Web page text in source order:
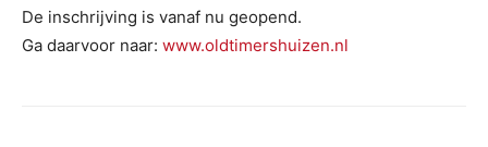
De inschrijving is vanaf nu geopend.
Ga daarvoor naar: www.oldtimershuizen.nl